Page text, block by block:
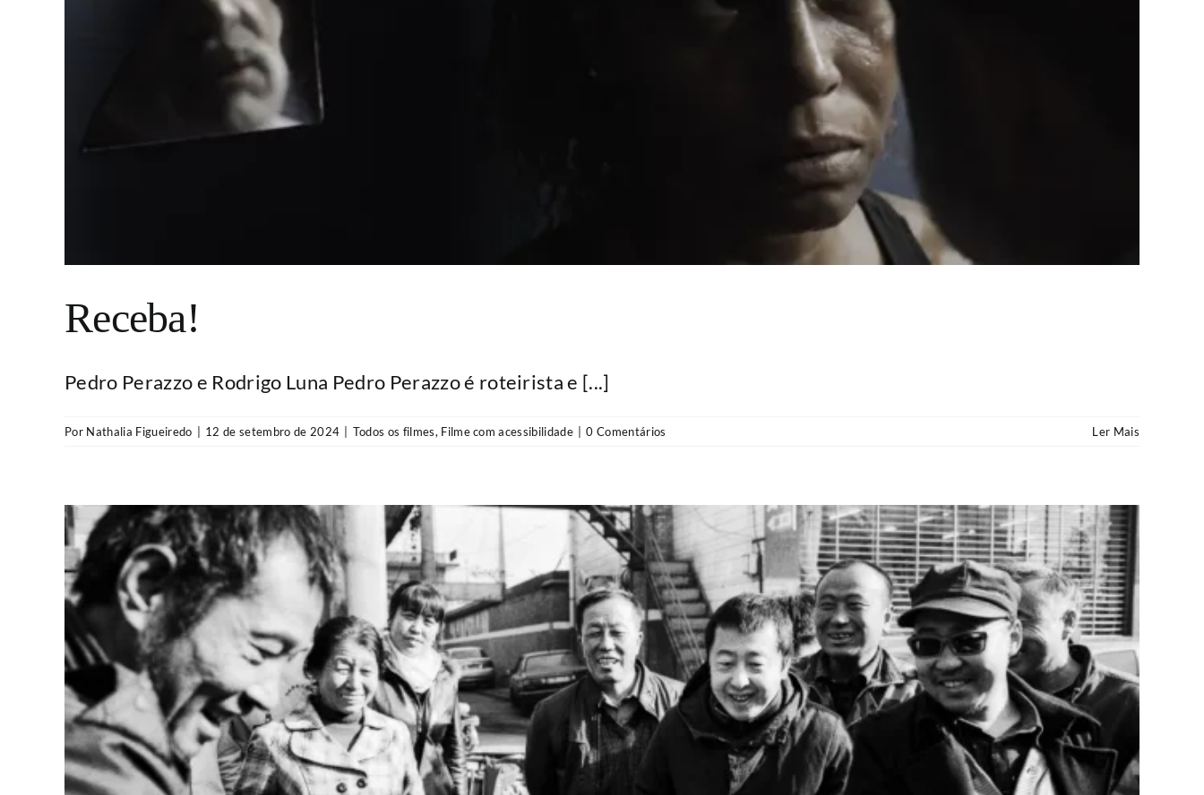
Receba!
Pedro Perazzo e Rodrigo Luna Pedro Perazzo é roteirista e [...]
Por Nathalia Figueiredo 12 de setembro de 2024 Todos os filmes, Filme com acessibilidade 0 Comentários Ler Mais